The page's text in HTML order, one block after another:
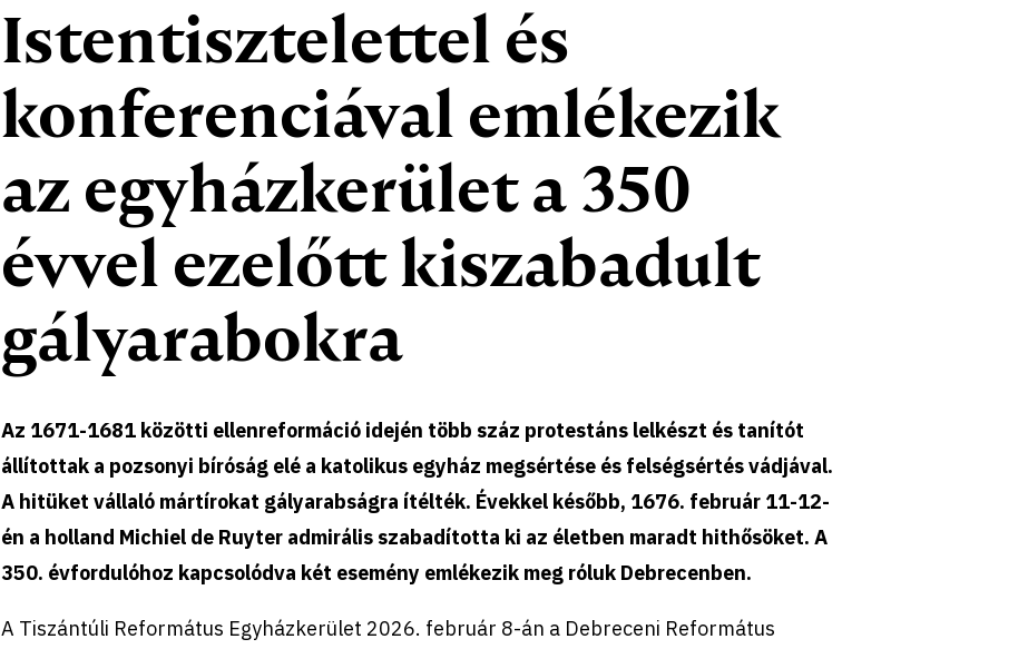
Istentisztelettel és
konferenciával emlékezik
az egyházkerület a 350
évvel ezelőtt kiszabadult
gályarabokra
Az 1671-1681 közötti ellenreformáció idején több száz protestáns lelkészt és tanítót
állítottak a pozsonyi bíróság elé a katolikus egyház megsértése és felségsértés vádjával.
A hitüket vállaló mártírokat gályarabságra ítélték. Évekkel később, 1676. február 11-12-
én a holland Michiel de Ruyter admirális szabadította ki az életben maradt hithősöket. A
350. évfordulóhoz kapcsolódva két esemény emlékezik meg róluk Debrecenben.
A Tiszántúli Református Egyházkerület 2026. február 8-án a Debreceni Református